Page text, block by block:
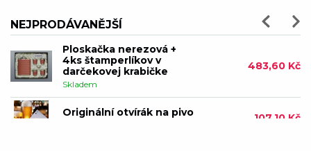
NEJPRODÁVANĚJŠÍ
Skladem
Ploskačka nerezová +
4ks štamperlíkov v
darčekovej krabičke
Skladem
483,60 Kč
Originální otvírák na pivo 107,10 Kč